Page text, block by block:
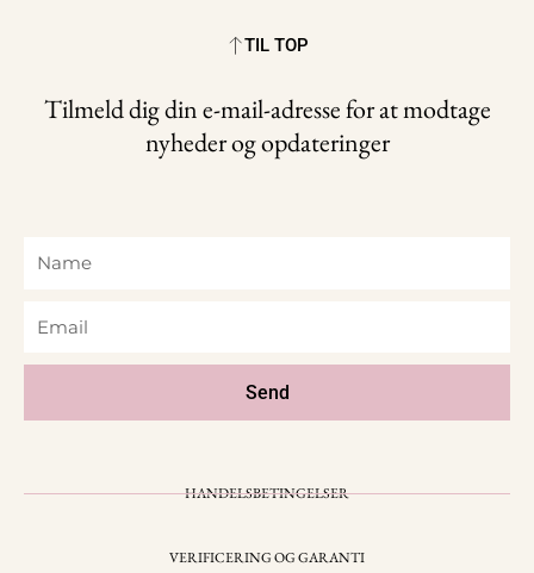
TIL TOP
Tilmeld dig din e-mail-adresse for at modtage
nyheder og opdateringer
Send
HANDELSBETINGELSER
VERIFICERING OG GARANTI